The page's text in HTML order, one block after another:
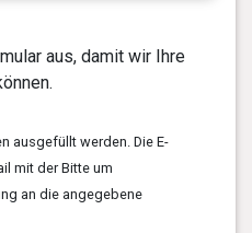
aus, damit wir Ihre
ausgefüllt werden. Die E-
mit der Bitte um
an die angegebene